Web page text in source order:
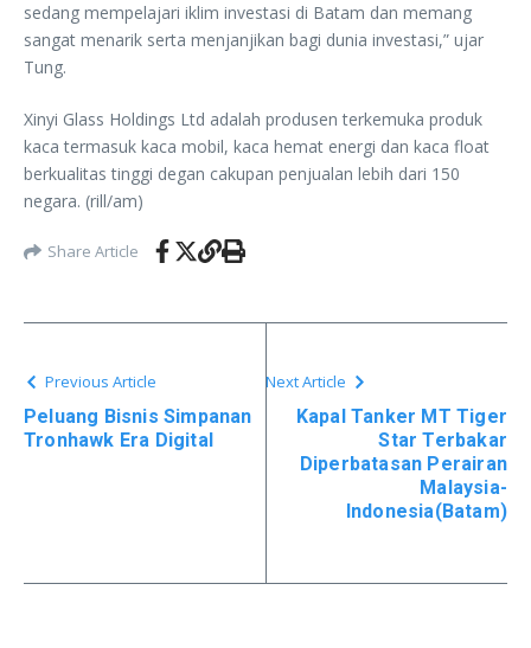
sedang mempelajari iklim investasi di Batam dan memang
sangat menarik serta menjanjikan bagi dunia investasi,” ujar
Tung.
Xinyi Glass Holdings Ltd adalah produsen terkemuka produk
kaca termasuk kaca mobil, kaca hemat energi dan kaca float
berkualitas tinggi degan cakupan penjualan lebih dari 150
negara. (rill/am)
Share Article
Previous Article
Peluang Bisnis Simpanan
Tronhawk Era Digital
Next Article
Kapal Tanker MT Tiger
Star Terbakar
Diperbatasan Perairan
Malaysia-
Indonesia(Batam)